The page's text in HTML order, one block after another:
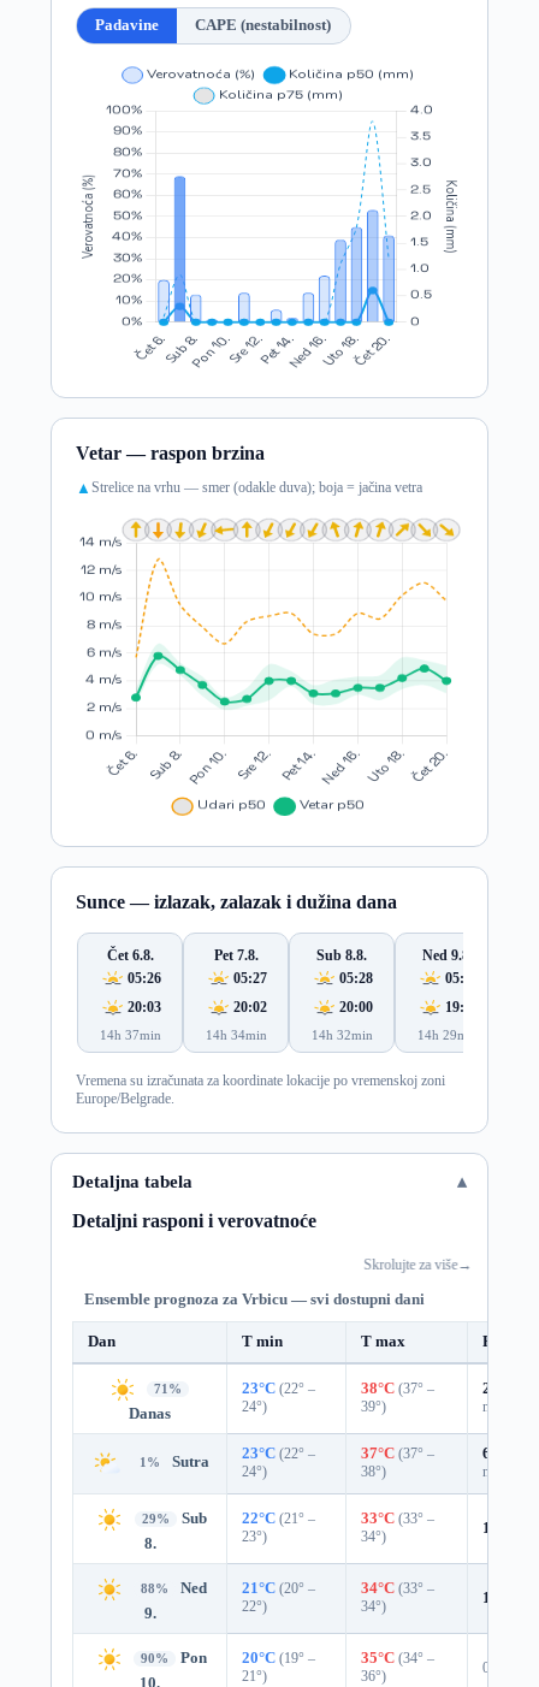
Padavine CAPE (nestabilnost)
Vetar — raspon brzina
▲ Strelice na vrhu — smer (odakle duva); boja = jačina vetra
Sunce — izlazak, zalazak i dužina dana
Čet 6.8.
05:26
20:03
14h 37min
Pet 7.8.
05:27
20:02
14h 34min
Sub 8.8.
05:28
20:00
14h 32min
Ned 9.8.
05:29
19:59
14h 29min
Vremena su izračunata za koordinate lokacije po vremenskoj zoni
Europe/Belgrade.
Detaljna tabela
Detaljni rasponi i verovatnoće
Skrolujte za više→
Ensemble prognoza za Vrbicu — svi dostupni dani
Dan T min T max
71%
Danas
23°C (22° –
24°)
38°C (37° –
39°)
20%
mm)
1% Sutra 23°C (22° –
24°)
37°C (37° –
38°)
69%
mm)
29%
Sub
8.
22°C (21° –
23°)
33°C (33° –
34°)
13%
88%
Ned
9.
21°C (20° –
22°)
34°C (33° –
34°)
1%
90%
Pon
10.
20°C (19° –
21°)
35°C (34° –
36°)
0%